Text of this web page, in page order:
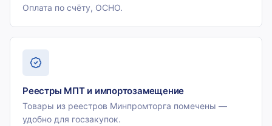
Оплата по счёту, ОСНО.
Реестры МПТ и импортозамещение
Товары из реестров Минпромторга помечены —
удобно для госзакупок.